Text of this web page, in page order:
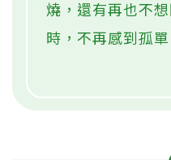
燒，還有再也不
時，不再感到孤單